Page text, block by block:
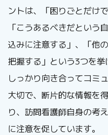
ントは、「困りごとだけ
「こうあるべきだという
込みに注意する」、「他
把握する」という3つを
しっかり向き合ってコミ
大切で、断片的な情報を
り、訪問看護師自身の考
に注意を促しています。